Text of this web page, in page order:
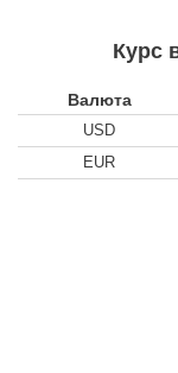
Курс
Валюта
USD
EUR